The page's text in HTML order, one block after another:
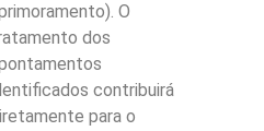
O
dos
contribuirá
para o